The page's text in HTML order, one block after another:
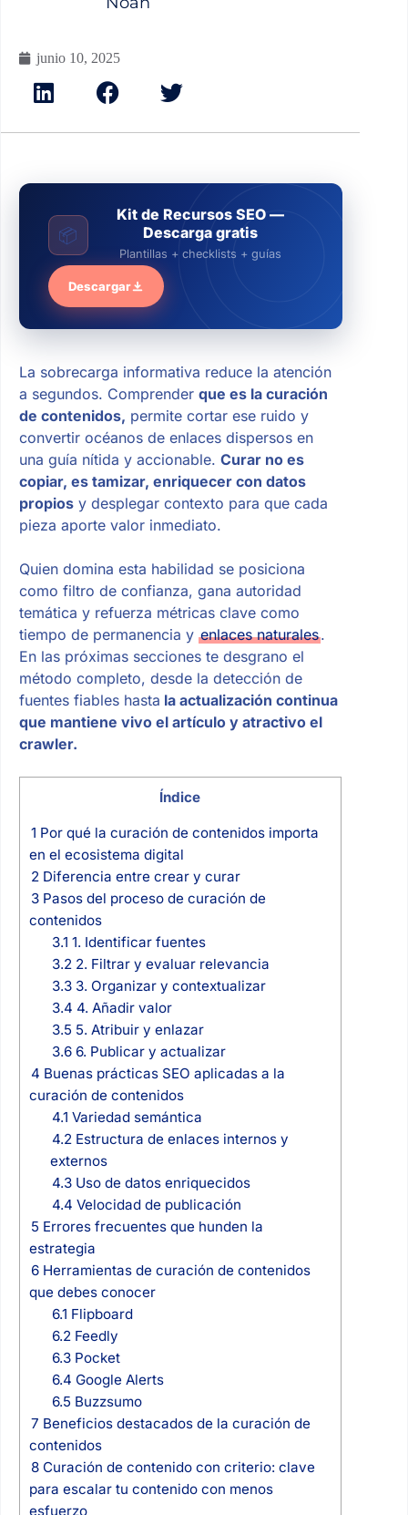
junio 10, 2025
📦
Kit de Recursos SEO —
Descarga gratis
Plantillas + checklists + guías
Descargar
La sobrecarga informativa reduce la atención
a segundos. Comprender que es la curación
de contenidos, permite cortar ese ruido y
convertir océanos de enlaces dispersos en
una guía nítida y accionable. Curar no es
copiar, es tamizar, enriquecer con datos
propiosy desplegar contexto para que cada
pieza aporte valor inmediato.
Quien domina esta habilidad se posiciona
como filtro de confianza, gana autoridad
temática y refuerza métricas clave como
tiempo de permanencia y enlaces naturales.
En las próximas secciones te desgrano el
método completo, desde la detección de
fuentes fiables hasta la actualización continua
que mantiene vivo el artículo y atractivo el
crawler.
Índice
1 Por qué la curación de contenidos importa
en el ecosistema digital
2Diferencia entre crear y curar
3Pasos del proceso de curación de
contenidos
3.1 1. Identificar fuentes
3.22. Filtrar y evaluar relevancia
3.33. Organizar y contextualizar
3.4 4. Añadir valor
3.5 5. Atribuir y enlazar
3.66. Publicar y actualizar
4 Buenas prácticas SEO aplicadas a la
curación de contenidos
4.1 Variedad semántica
4.2Estructura de enlaces internos y
externos
4.3Uso de datos enriquecidos
4.4 Velocidad de publicación
5 Errores frecuentes que hunden la
estrategia
6Herramientas de curación de contenidos
que debes conocer
6.1 Flipboard
6.2Feedly
6.3Pocket
6.4 Google Alerts
6.5 Buzzsumo
7 Beneficios destacados de la curación de
contenidos
8Curación de contenido con criterio: clave
para escalar tu contenido con menos
esfuerzo